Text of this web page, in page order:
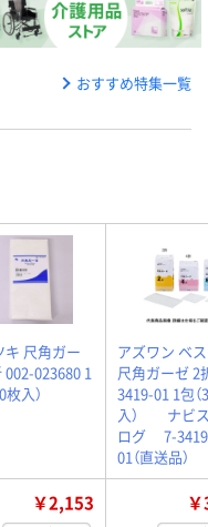
おすすめ特集一覧
キ 尺角ガー
002-023680 1
枚入）
アズワン ベ
尺角ガーゼ 2
3419-01 1包（
入） ナビ
ログ 7-
01（直送品）
￥2,153